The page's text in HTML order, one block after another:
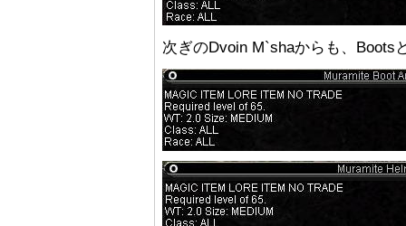
次ぎのDvoin M`shaからも、Boots